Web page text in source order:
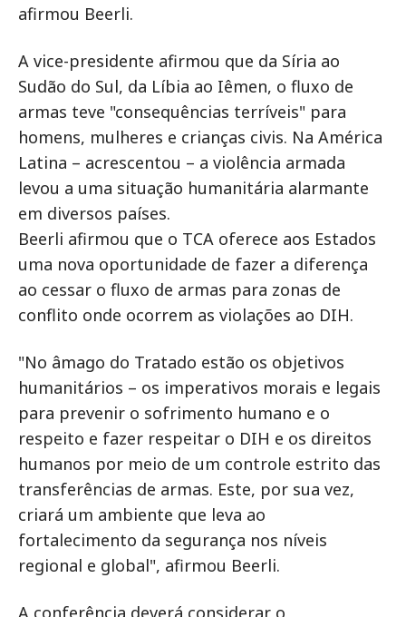
afirmou Beerli.
A vice-presidente afirmou que da Síria ao
Sudão do Sul, da Líbia ao Iêmen, o fluxo de
armas teve "consequências terríveis" para
homens, mulheres e crianças civis. Na América
Latina – acrescentou – a violência armada
levou a uma situação humanitária alarmante
em diversos países.
Beerli afirmou que o TCA oferece aos Estados
uma nova oportunidade de fazer a diferença
ao cessar o fluxo de armas para zonas de
conflito onde ocorrem as violações ao DIH.
"No âmago do Tratado estão os objetivos
humanitários – os imperativos morais e legais
para prevenir o sofrimento humano e o
respeito e fazer respeitar o DIH e os direitos
humanos por meio de um controle estrito das
transferências de armas. Este, por sua vez,
criará um ambiente que leva ao
fortalecimento da segurança nos níveis
regional e global", afirmou Beerli.
A conferência deverá considerar o